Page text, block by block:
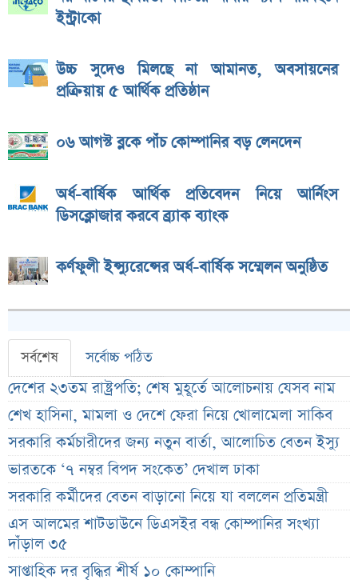
ইন্ট্রাকো
উচ্চ সুদেও মিলছে না আমানত, অবসায়নের
প্রক্রিয়ায় ৫ আর্থিক প্রতিষ্ঠান
০৬ আগস্ট ব্লকে পাঁচ কোম্পানির বড় লেনদেন
অর্ধ-বার্ষিক আর্থিক প্রতিবেদন নিয়ে আর্নিংস
ডিসক্লোজার করবে ব্র্যাক ব্যাংক
কর্ণফুলী ইন্স্যুরেন্সের অর্ধ-বার্ষিক সম্মেলন অনুষ্ঠিত
সর্বশেষ সর্বোচ্চ পঠিত
দেশের ২৩তম রাষ্ট্রপতি; শেষ মুহূর্তে আলোচনায় যেসব নাম
শেখ হাসিনা, মামলা ও দেশে ফেরা নিয়ে খোলামেলা সাকিব
সরকারি কর্মচারীদের জন্য নতুন বার্তা, আলোচিত বেতন ইস্যু
ভারতকে ‘৭ নম্বর বিপদ সংকেত’ দেখাল ঢাকা
সরকারি কর্মীদের বেতন বাড়ানো নিয়ে যা বললেন প্রতিমন্ত্রী
এস আলমের শাটডাউনে ডিএসইর বন্ধ কোম্পানির সংখ্যা
দাঁড়াল ৩৫
সাপ্তাহিক দর বৃদ্ধির শীর্ষ ১০ কোম্পানি